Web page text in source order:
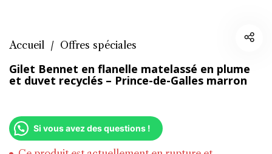
Accueil / Offres spéciales
Gilet Bennet en flanelle matelassé en plume
et duvet recyclés – Prince-de-Galles marron
Si vous avez des questions !